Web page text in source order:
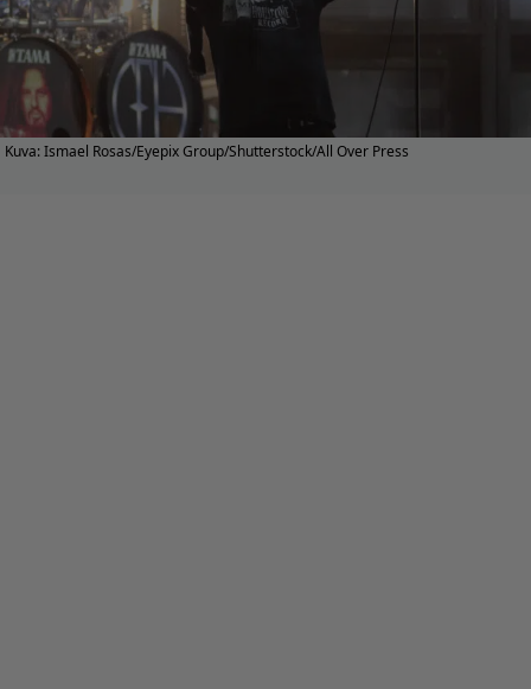
Kuva: Ismael Rosas/Eyepix Group/Shutterstock/All Over Press